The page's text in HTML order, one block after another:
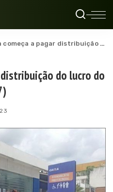
a pagar distribuição do lucro do FGTS nesta quinta (27)
do lucro do